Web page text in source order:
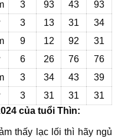
3 93 43
93
3 13 31 34
9 12 92
31
6 26 76 76
3 34 43
39
3 31 31
31
của tuổi Thìn:
thấy lạc lối thì hãy ngủ